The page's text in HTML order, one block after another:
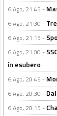
6 Ago, 21:45 -
6 Ago, 21:30 -
6 Ago, 21:15 -
6 Ago, 21:00 -
in esubero
6 Ago, 20:45 -
6 Ago, 20:30 -
6 Ago, 20:15 -